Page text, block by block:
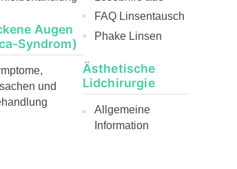
Augen
Syndrom)
und
FAQ Linsentausch
Phake Linsen
Ästhetische
Lidchirurgie
Allgemeine
Information